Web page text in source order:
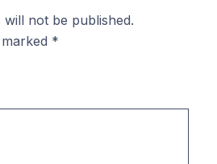
will not be published.
*